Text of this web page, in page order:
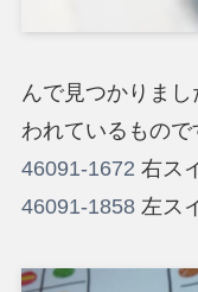
んで見つかりま
われているもので
46091-1672 右ス
46091-1858左ス